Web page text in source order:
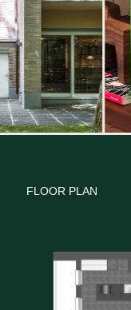
FLOOR PLAN